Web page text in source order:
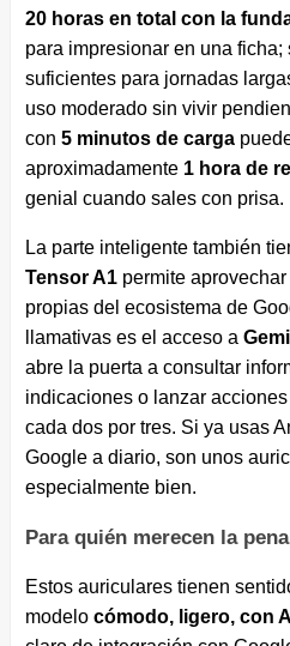
20 horas en total con la
para impresionar en una ficha;
suficientes para jornadas
uso moderado sin vivir
con 5 minutos de carga
aproximadamente 1 hora de
genial cuando sales con prisa.
La parte inteligente también
Tensor A1permite
propias del ecosistema de
llamativas es el acceso a
abre la puerta a consultar
indicaciones o lanzar
cada dos por tres. Si ya usas
Google a diario, son unos
especialmente bien.
Para quién merecen la
Estos auriculares tienen
modelo cómodo, ligero, con